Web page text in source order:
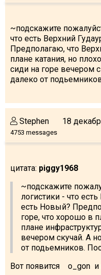
~подскажите
что есть Верхний
Предполагаю, что
плане катания, но
сиди на горе вечером
далеко от
Stephen
4753 messages
18
цитата: piggy1968
~подскажите
логистики - что
есть Новый?
горе, что хорошо в
плане
вечером скучай. А
от подьемников.
Вот появится o_gon и